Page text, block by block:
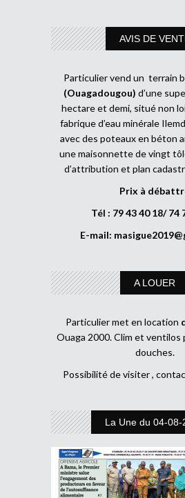
AVIS DE
Particulier vend un terrain
(Ouagadougou) d’une
hectare et demi, situé non
fabrique d’eau minérale
avec des poteaux en béton
une maisonnette de vingt
d’attribution et plan
Prix à
Tél : 79 43 40 18/ 74
E-mail:
A LOUER
Particulier met en location
Ouaga 2000. Clim et ventilos
douches.
Possibilité de visiter ,
La Une du 04-08-